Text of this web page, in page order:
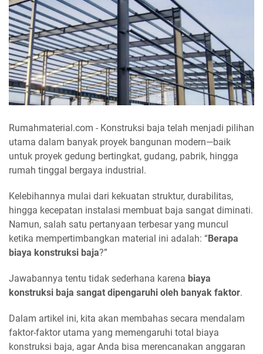
Rumahmaterial.com - Konstruksi baja telah menjadi pilihan
utama dalam banyak proyek bangunan modern—baik
untuk proyek gedung bertingkat, gudang, pabrik, hingga
rumah tinggal bergaya industrial.
Kelebihannya mulai dari kekuatan struktur, durabilitas,
hingga kecepatan instalasi membuat baja sangat diminati.
Namun, salah satu pertanyaan terbesar yang muncul
ketika mempertimbangkan material ini adalah: “Berapa
biaya konstruksi baja?”
Jawabannya tentu tidak sederhana karena biaya
konstruksi baja sangat dipengaruhi oleh banyak faktor.
Dalam artikel ini, kita akan membahas secara mendalam
faktor-faktor utama yang memengaruhi total biaya
konstruksi baja, agar Anda bisa merencanakan anggaran